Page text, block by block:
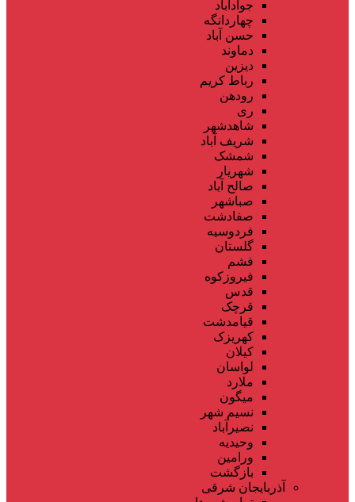
جوادآباد
چهاردانگه
حسن آباد
دماوند
دیزین
رباط کریم
رودهن
ری
شاهدشهر
شریف آباد
شمشک
شهریار
صالح آباد
صباشهر
صفادشت
فردوسیه
گلستان
فشم
فیروزکوه
قدس
قرچک
قیامدشت
کهریزک
کیلان
لواسان
ملارد
میگون
نسیم شهر
نصیرآباد
وحیدیه
ورامین
بازگشت
آذربایجان شرقی